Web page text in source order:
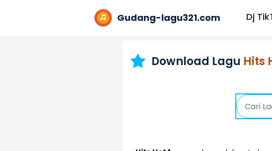
Gudang-lagu321.com Dj
Download Lagu Hits